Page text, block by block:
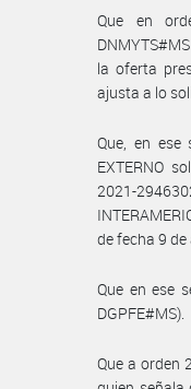
Que en
la oferta
ajusta a lo
Que, en ese
EXTERNO
2021-
de fecha 9
Que en ese
DGPFE#MS).
Que a orden